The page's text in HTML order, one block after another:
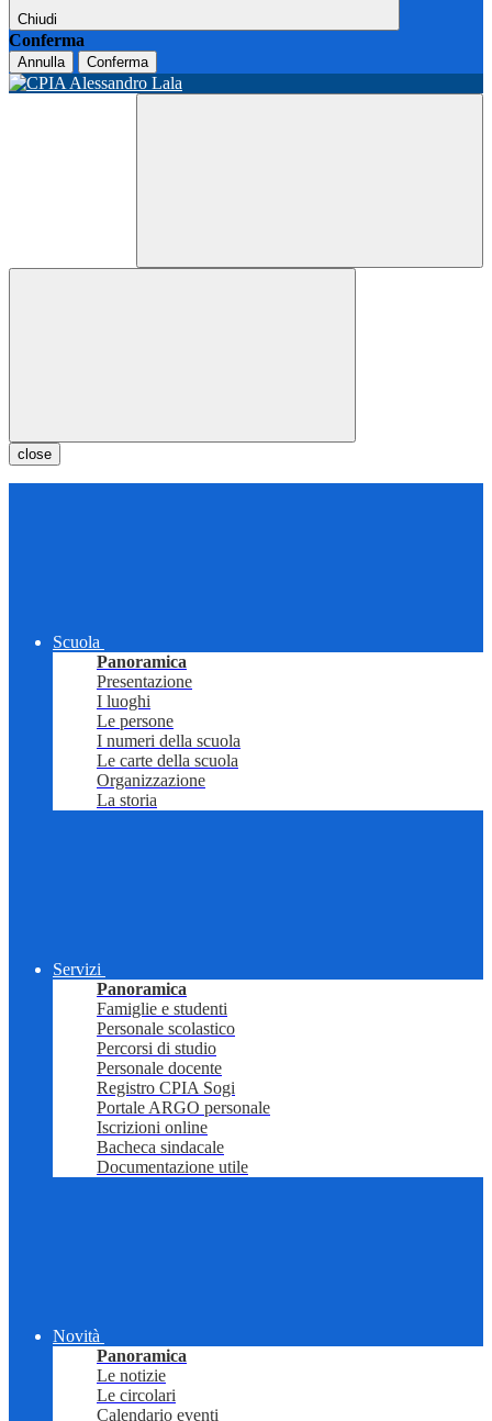
Chiudi
Conferma
Annulla Conferma
close
Scuola
Panoramica
Presentazione
I luoghi
Le persone
I numeri della scuola
Le carte della scuola
Organizzazione
La storia
Servizi
Panoramica
Famiglie e studenti
Personale scolastico
Percorsi di studio
Personale docente
Registro CPIA Sogi
Portale ARGO personale
Iscrizioni online
Bacheca sindacale
Documentazione utile
Novità
Panoramica
Le notizie
Le circolari
Calendario eventi